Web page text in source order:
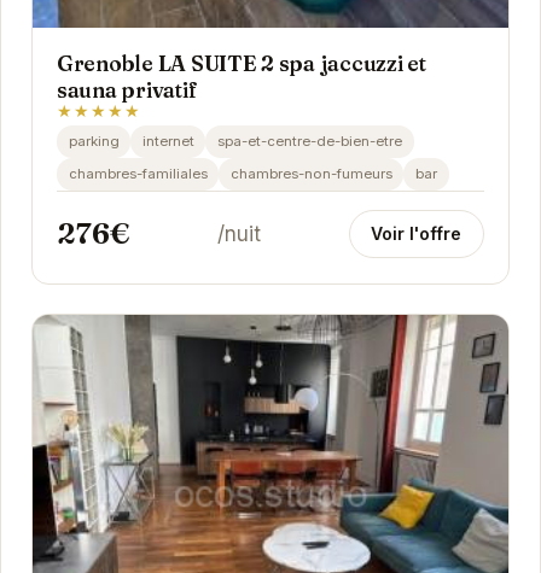
Grenoble LA SUITE 2 spa jaccuzzi et
sauna privatif
★★★★★
parking internet
spa-et-centre-de-bien-etre
chambres-familiales
chambres-non-fumeurs bar
276€ /nuit Voir l'offre